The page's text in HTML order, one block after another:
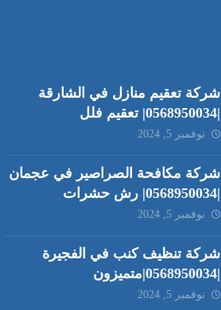
شركة تعقيم منازل في الشارقة
|0568950034| تعقيم فلل
نوفمبر 5, 2024
شركة مكافحة الصراصير في عجمان
|0568950034| رش حشرات
نوفمبر 5, 2024
شركة تنظيف كنب في الفجيرة
|0568950034|متميزون
نوفمبر 5, 2024